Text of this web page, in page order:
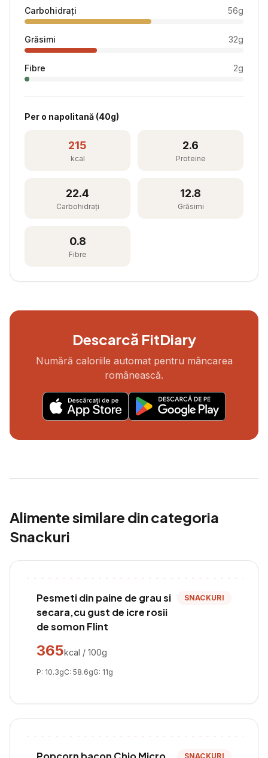
Carbohidrați 56g
Grăsimi 32g
Fibre 2g
Per o napolitană (40g)
215
kcal
2.6
Proteine
22.4
Carbohidrați
12.8
Grăsimi
0.8
Fibre
Descarcă FitDiary
Numără caloriile automat pentru mâncarea
românească.
Alimente similare din categoria
Snackuri
Pesmeti din paine de grau si
secara,cu gust de icre rosii
de somon Flint
SNACKURI
365kcal / 100g
P: 10.3gC: 58.6gG: 11g
SNACKURI